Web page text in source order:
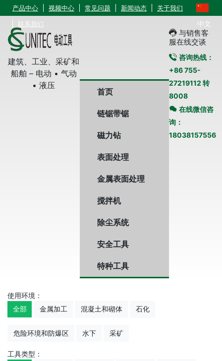
中文
产品中心 视频中心 常见问题 新闻动态
关于我们
联系我们
建筑、工业、采矿和
船舶 – 电动 • 气动
• 液压
与销售客
服在线交谈
咨询热线：
+86 755-
27219112 转
8008
在线微信咨
询：
18038157556
首页
链锯带锯
磁力钻
表面处理
金属表面处理
搅拌机
除尘系统
安全工具
特种工具
使用环境：
全部
金属加工 混凝土和砌体 石化
危险环境和防爆区 水下 采矿
工具类型：